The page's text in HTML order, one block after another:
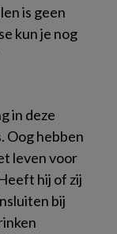
is geen
kun je nog
in deze
Oog hebben
leven voor
hij of zij
bij